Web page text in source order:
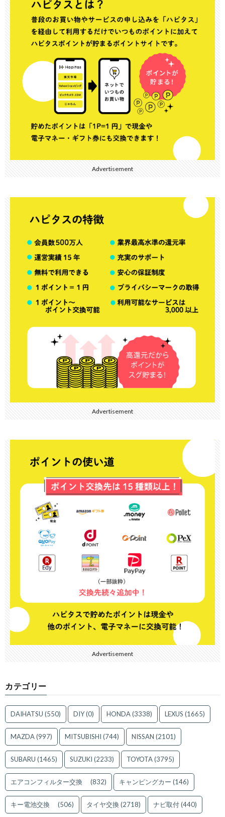
Advertisement
Advertisement
Advertisement
カテゴリー
DAIHATSU (550) DIY(0) HONDA(3338) LEXUS (1665)
MAZDA(997) MITSUBISHI (744) NISSAN (2101)
SUBARU (1465) SUZUKI (2233) TOYOTA(3795)
エアコンフィルター交換 (832) キャンピングカー (146)
キー電池交換 (506) タイヤ交換(2718) ナビ取付(440)